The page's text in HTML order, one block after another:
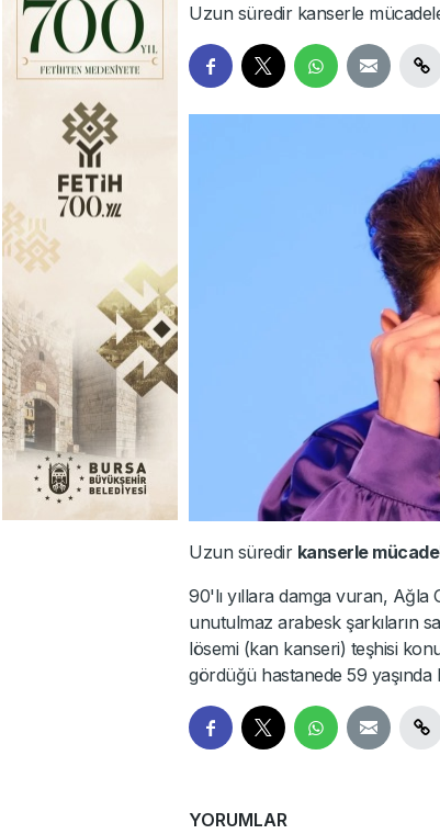
Uzun süredir kanserle
Uzun süredir kanserle
90'lı yıllara damga vuran,
unutulmaz arabesk şarkıların
lösemi (kan kanseri) teşhisi
gördüğü hastanede 59
YORUMLAR